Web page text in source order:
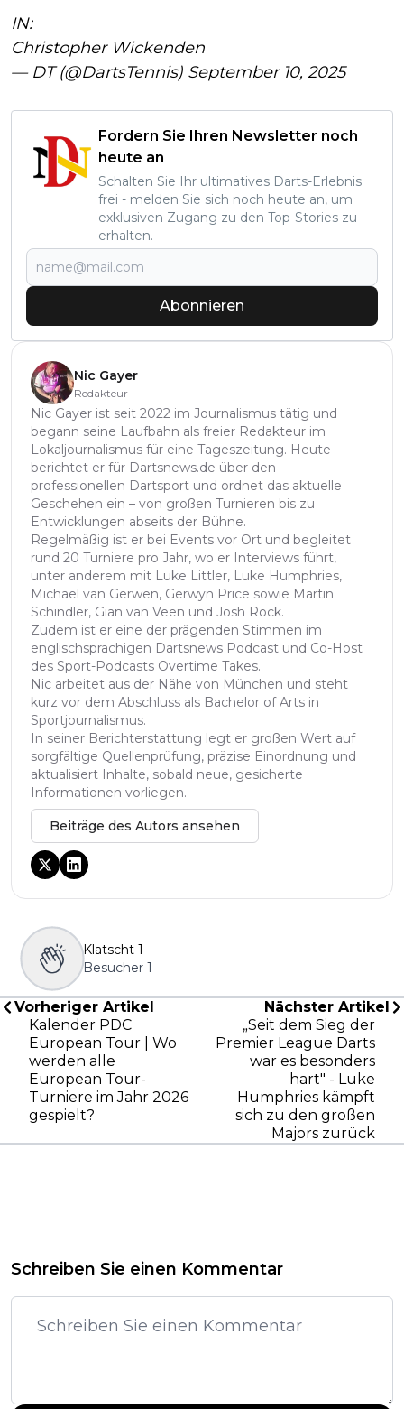
IN:
Christopher Wickenden
— DT (@DartsTennis) September 10, 2025
Fordern Sie Ihren Newsletter noch
heute an
Schalten Sie Ihr ultimatives Darts-Erlebnis
frei - melden Sie sich noch heute an, um
exklusiven Zugang zu den Top-Stories zu
erhalten.
Abonnieren
Nic Gayer
Redakteur
Nic Gayer ist seit 2022 im Journalismus tätig und
begann seine Laufbahn als freier Redakteur im
Lokaljournalismus für eine Tageszeitung. Heute
berichtet er für Dartsnews.de über den
professionellen Dartsport und ordnet das aktuelle
Geschehen ein – von großen Turnieren bis zu
Entwicklungen abseits der Bühne.
Regelmäßig ist er bei Events vor Ort und begleitet
rund 20 Turniere pro Jahr, wo er Interviews führt,
unter anderem mit Luke Littler, Luke Humphries,
Michael van Gerwen, Gerwyn Price sowie Martin
Schindler, Gian van Veen und Josh Rock.
Zudem ist er eine der prägenden Stimmen im
englischsprachigen Dartsnews Podcast und Co-Host
des Sport-Podcasts Overtime Takes.
Nic arbeitet aus der Nähe von München und steht
kurz vor dem Abschluss als Bachelor of Arts in
Sportjournalismus.
In seiner Berichterstattung legt er großen Wert auf
sorgfältige Quellenprüfung, präzise Einordnung und
aktualisiert Inhalte, sobald neue, gesicherte
Informationen vorliegen.
Beiträge des Autors ansehen
Klatscht 1
Besucher 1
Vorheriger Artikel
Kalender PDC
European Tour | Wo
werden alle
European Tour-
Turniere im Jahr 2026
gespielt?
Nächster Artikel
„Seit dem Sieg der
Premier League Darts
war es besonders
hart" - Luke
Humphries kämpft
sich zu den großen
Majors zurück
Schreiben Sie einen Kommentar